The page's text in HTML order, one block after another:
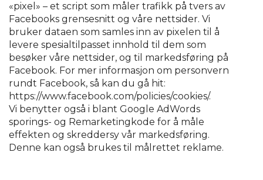
«pixel» – et script som måler trafikk på tvers av
Facebooks grensesnitt og våre nettsider. Vi
bruker dataen som samles inn av pixelen til å
levere spesialtilpasset innhold til dem som
besøker våre nettsider, og til markedsføring på
Facebook. For mer informasjon om personvern
rundt Facebook, så kan du gå hit:
https://www.facebook.com/policies/cookies/.
Vi benytter også i blant Google AdWords
sporings- og Remarketingkode for å måle
effekten og skreddersy vår markedsføring.
Denne kan også brukes til målrettet reklame.